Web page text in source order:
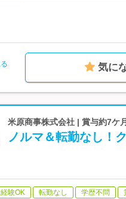
気に
米原商事株式会社 | 賞与約7
ノルマ＆転勤なし！
験OK 転勤なし 学歴不問